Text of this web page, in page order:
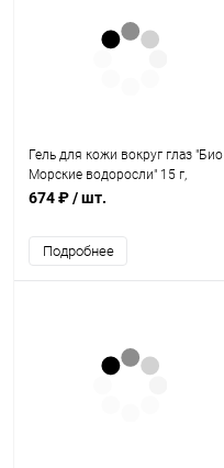
Гель для кожи вокруг глаз "Био
Морские водоросли" 15 г,
Biotique
674 ₽/ шт.
Подробнее